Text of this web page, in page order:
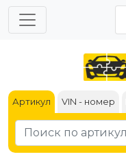
Артикул VIN - номер